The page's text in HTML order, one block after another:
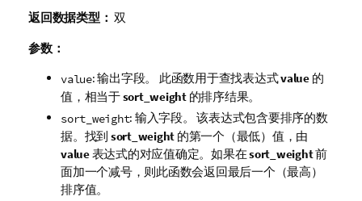
返回数据类型： 双
参数：
value: 输出字段。 此函数用于查找表达式value的
值，相当于sort_weight的排序结果。
sort_weight: 输入字段。 该表达式包含要排序的数
据。找到 sort_weight 的第一个（最低）值，由
value表达式的对应值确定。如果在sort_weight前
面加一个减号，则此函数会返回最后一个（最高）
排序值。